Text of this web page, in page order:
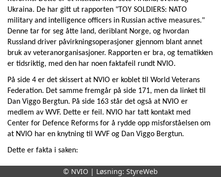
Ukraina. De har gitt ut rapporten "TOY SOLDIERS: NATO
military and intelligence officers in Russian active measures."
Denne tar for seg åtte land, deriblant Norge, og hvordan
Russland driver påvirkningsoperasjoner gjennom blant annet
bruk av veteranorganisasjoner. Rapporten er bra, og tematikken
er tidsriktig, med den har noen faktafeil rundt NVIO.
På side 4 er det skissert at NVIO er koblet til World Veterans
Federation. Det samme fremgår på side 171, men da linket til
Dan Viggo Bergtun. På side 163 står det også at NVIO er
medlem av WVF. Dette er feil. NVIO har tatt kontakt med
Center for Defence Reforms for å rydde opp misforståelsen om
at NVIO har en knytning til WVF og Dan Viggo Bergtun.
Dette er fakta i saken:
NVIO har ikke vært medlem av World Veteran Federation
© NVIO | Løsning: StyreWeb